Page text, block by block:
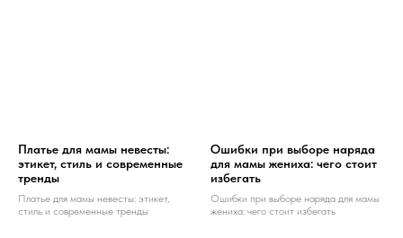
Платье для мамы невесты:
этикет, стиль и современные
тренды
Платье для мамы невесты: этикет,
стиль и современные тренды
Ошибки при выборе наряда
для мамы жениха: чего стоит
избегать
Ошибки при выборе наряда для мамы
жениха: чего стоит избегать